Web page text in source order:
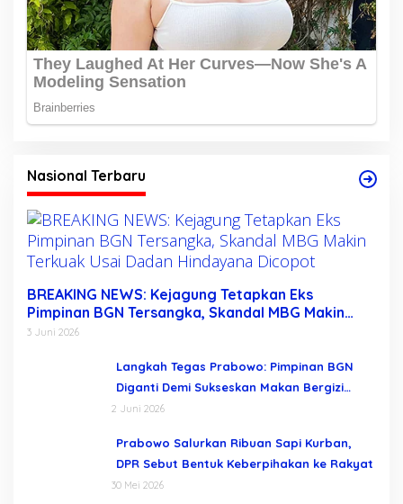
Nasional Terbaru
BREAKING NEWS: Kejagung Tetapkan Eks
Pimpinan BGN Tersangka, Skandal MBG Makin
Terkuak Usai Dadan Hindayana Dicopot
3 Juni 2026
Langkah Tegas Prabowo: Pimpinan BGN
Diganti Demi Sukseskan Makan Bergizi
Gratis
2 Juni 2026
Prabowo Salurkan Ribuan Sapi Kurban,
DPR Sebut Bentuk Keberpihakan ke Rakyat
30 Mei 2026